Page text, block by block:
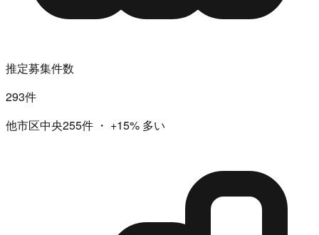
推定募集件数
293件
他市区中央255件 ・ +15% 多い